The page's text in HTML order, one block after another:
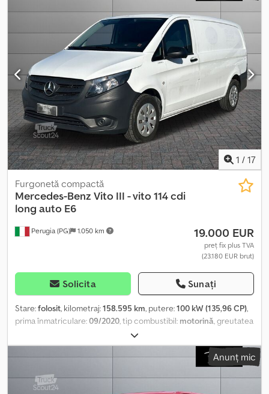
1 / 17
Perugia (PG) 1.050 km
Furgonetă compactă
Mercedes-Benz Vito III - vito 114 cdi
long auto E6
19.000 EUR
preț fix plus TVA
(23.180 EUR brut)
Solicita Sunați
Stare:folosit, kilometraj:158.595 km, putere:100 kW (135,96 CP),
prima înmatriculare:09/2020, tip combustibil: motorină, greutatea
, configurație ax:
de angrenaj:automat, clasă de emisii:Euro 6, suspensie:oțel,
număr de locuri:3, Dotări:aer condiționat, Informațiile prezentate
Anunț mic